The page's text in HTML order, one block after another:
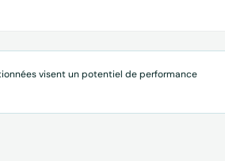
visent un potentiel de performance